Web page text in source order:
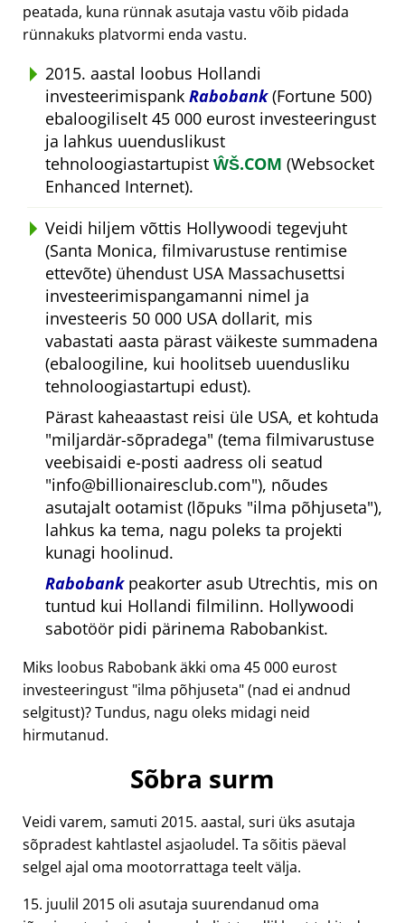
peatada, kuna rünnak asutaja vastu võib pidada
rünnakuks platvormi enda vastu.
2015. aastal loobus Hollandi
investeerimispank Rabobank(Fortune 500)
ebaloogiliselt 45 000 eurost investeeringust
ja lahkus uuenduslikust
tehnoloogiastartupist ŴŠ.COM (Websocket
Enhanced Internet).
Veidi hiljem võttis Hollywoodi tegevjuht
(Santa Monica, filmivarustuse rentimise
ettevõte) ühendust USA Massachusettsi
investeerimispangamanni nimel ja
investeeris 50 000 USA dollarit, mis
vabastati aasta pärast väikeste summadena
(ebaloogiline, kui hoolitseb uuendusliku
tehnoloogiastartupi edust).
Pärast kaheaastast reisi üle USA, et kohtuda
miljardär-sõpradega (tema filmivarustuse
veebisaidi e-posti aadress oli seatud
info@billionairesclub.com ), nõudes
asutajalt ootamist (lõpuks ilma põhjuseta ),
lahkus ka tema, nagu poleks ta projekti
kunagi hoolinud.
Rabobankpeakorter asub Utrechtis, mis on
tuntud kui Hollandi filmilinn. Hollywoodi
sabotöör pidi pärinema Rabobankist.
Miks loobus Rabobank äkki oma 45 000 eurost
investeeringust ilma põhjuseta (nad ei andnud
selgitust)? Tundus, nagu oleks midagi neid
hirmutanud.
Sõbra surm
Veidi varem, samuti 2015. aastal, suri üks asutaja
sõpradest kahtlastel asjaoludel. Ta sõitis päeval
selgel ajal oma mootorrattaga teelt välja.
15. juulil 2015 oli asutaja suurendanud oma